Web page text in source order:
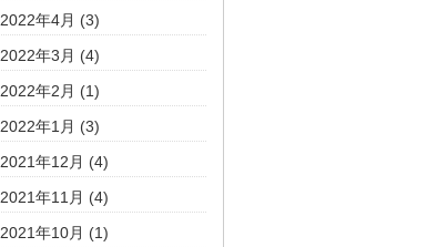
2022年4月 (3)
2022年3月 (4)
2022年2月 (1)
2022年1月 (3)
2021年12月 (4)
2021年11月 (4)
2021年10月 (1)